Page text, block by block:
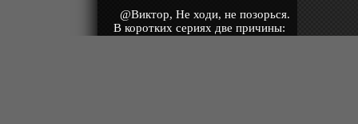
@Виктор, Не ходи, не позорься.
В коротких сериях две причины: